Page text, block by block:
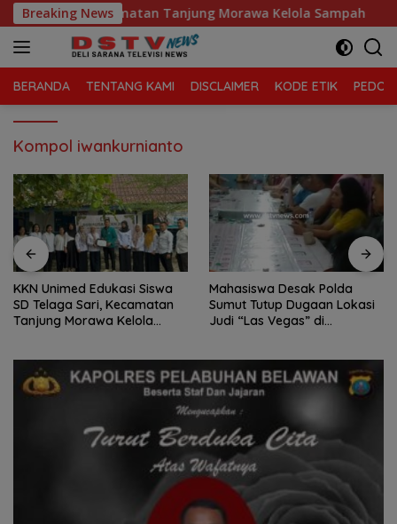
Langsung
ke
konten
Breaking News
Sari, Kecamatan Tanjung Morawa Kelola Sampah
BERANDA TENTANG KAMI DISCLAIMER KODE ETIK
Kompol iwankurnianto
Siswa
Mahasiswa Desak Polda
Sumut Tutup Dugaan Lokasi
Judi “Las Vegas” di
Praktik Perjudian Dadu putar
dan tembak ikan,
Binjai, Mahasiswa